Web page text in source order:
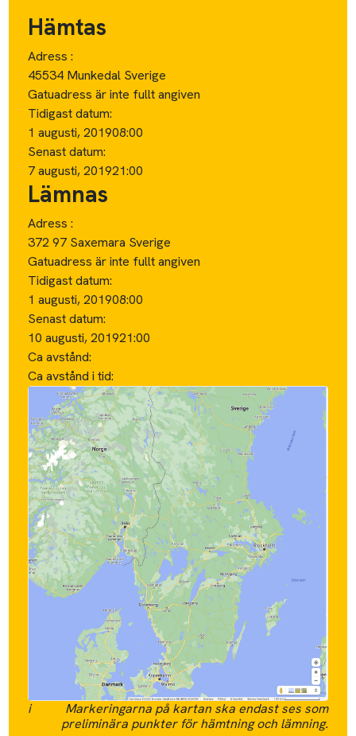
Hämtas
Adress :
45534 Munkedal Sverige
Gatuadress är inte fullt angiven
Tidigast datum:
1 augusti, 201908:00
Senast datum:
7 augusti, 201921:00
Lämnas
Adress :
372 97 Saxemara Sverige
Gatuadress är inte fullt angiven
Tidigast datum:
1 augusti, 201908:00
Senast datum:
10 augusti, 201921:00
Ca avstånd:
Ca avstånd i tid:
i
Markeringarna på kartan ska endast ses som
preliminära punkter för hämtning och lämning.